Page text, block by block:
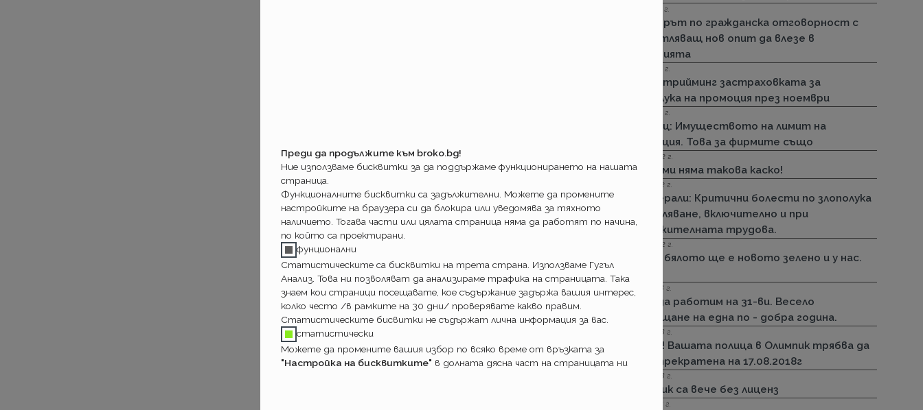
15.11.2022 г.
Стикерът по гражданска отговорност с
впечатляващ нов опит да влезе в
историята
01.11.2022 г.
ДЗИ: Стрийминг застраховката за
злополука на промоция през ноември
01.11.2022 г.
Армеец: Имуществото на лимит на
промоция. Това за фирмите също
23.09.2022 г.
ДЗИ: Ами няма такова каско!
21.09.2022 г.
Дженерали: Критични болести по злополука
и заболяване, включително и при
задължителната трудова.
25.08.2022 г.
Черно бялото ще е новото зелено и у нас.
29.12.2018 г.
Няма да работим на 31-ви. Весело
посрещане на една по - добра година.
13.08.2018 г.
Важно! Вашата полица в Олимпик трябва да
бъде прекратена на 17.08.2018г
26.07.2018 г.
Олимпик са вече без лиценз
11.05.2018 г.
Преди да продължите към broko.bg!
Ние използваме бисквитки за да поддържаме функционирането на нашата
страница.
Функционалните бисквитки са задължителни. Можете да промените
настройките на браузера си да блокира или уведомява за тяхното
наличието. Тогава части или цялата страница няма да работят по начина,
по който са проектирани.
фунционални
Статистическите са бисквитки на трета страна. Използваме Гугъл
Анализ. Това ни позволяват да анализираме трафика на страницата. Така
знаем кои страници посещавате, кое съдържание задържа вашия интерес,
колко често /в рамките на 30 дни/ проверявате какво правим.
Статистическите бисвитки не съдържат лична информация за вас.
статистически
Можете да промените вашия избор по всяко време от връзката за
"Настройка на бисквитките" в долната дясна част на страницата ни